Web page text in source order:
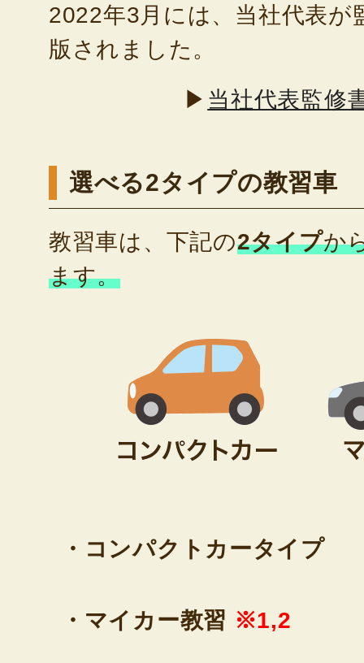
2022年3月には、当社代表が
版されました。
▶ 当社代表監修
選べる2タイプの教習車
教習車は、下記の2タイプか
ます。
・コンパクトカータイプ
・マイカー教習 ※1,2